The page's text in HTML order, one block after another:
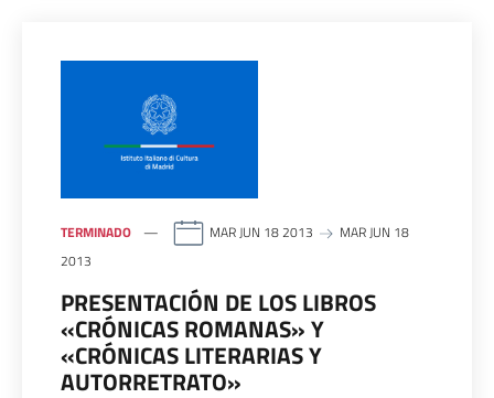
TERMINADO MAR JUN 18 2013
MAR JUN 18
2013
PRESENTACIÓN DE LOS LIBROS
«CRÓNICAS ROMANAS» Y
«CRÓNICAS LITERARIAS Y
AUTORRETRATO»